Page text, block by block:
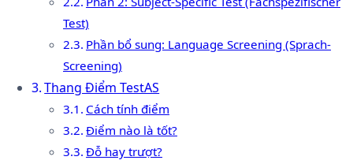
Test)
Phần bổ sung: Language Screening (Sprach-
Screening)
Thang Điểm TestAS
Cách tính điểm
Điểm nào là tốt?
Đỗ hay trượt?